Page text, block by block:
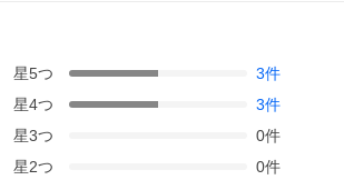
星5つ 3件
星4つ 3件
星3つ 0件
星2つ 0件